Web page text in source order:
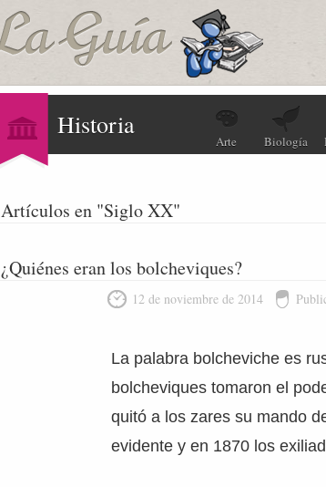
Historia
Arte Biología
Artículos en "Siglo XX"
¿Quiénes eran los bolcheviques?
12 de noviembre de 2014
La palabra bolcheviche es
bolcheviques tomaron el
quitó a los zares su mando
evidente y en 1870 los